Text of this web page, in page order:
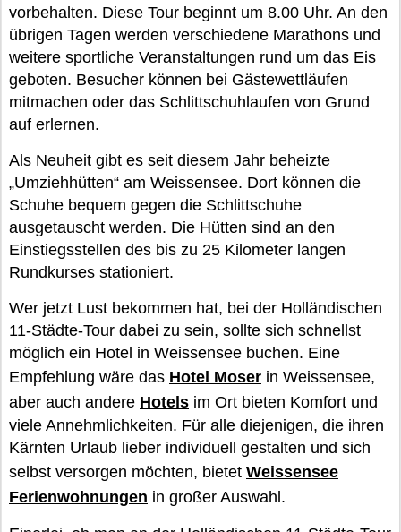
vorbehalten. Diese Tour beginnt um 8.00 Uhr. An den
übrigen Tagen werden verschiedene Marathons und
weitere sportliche Veranstaltungen rund um das Eis
geboten. Besucher können bei Gästewettläufen
mitmachen oder das Schlittschuhlaufen von Grund
auf erlernen.
Als Neuheit gibt es seit diesem Jahr beheizte
„Umziehhütten“ am Weissensee. Dort können die
Schuhe bequem gegen die Schlittschuhe
ausgetauscht werden. Die Hütten sind an den
Einstiegsstellen des bis zu 25 Kilometer langen
Rundkurses stationiert.
Wer jetzt Lust bekommen hat, bei der Holländischen
11-Städte-Tour dabei zu sein, sollte sich schnellst
möglich ein Hotel in Weissensee buchen. Eine
Empfehlung wäre das Hotel Moser in Weissensee,
aber auch andere Hotels im Ort bieten Komfort und
viele Annehmlichkeiten. Für alle diejenigen, die ihren
Kärnten Urlaub lieber individuell gestalten und sich
selbst versorgen möchten, bietet Weissensee
Ferienwohnungen in großer Auswahl.